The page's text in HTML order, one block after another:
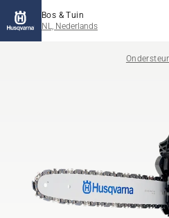
Bos & Tuin
NL, Nederlands